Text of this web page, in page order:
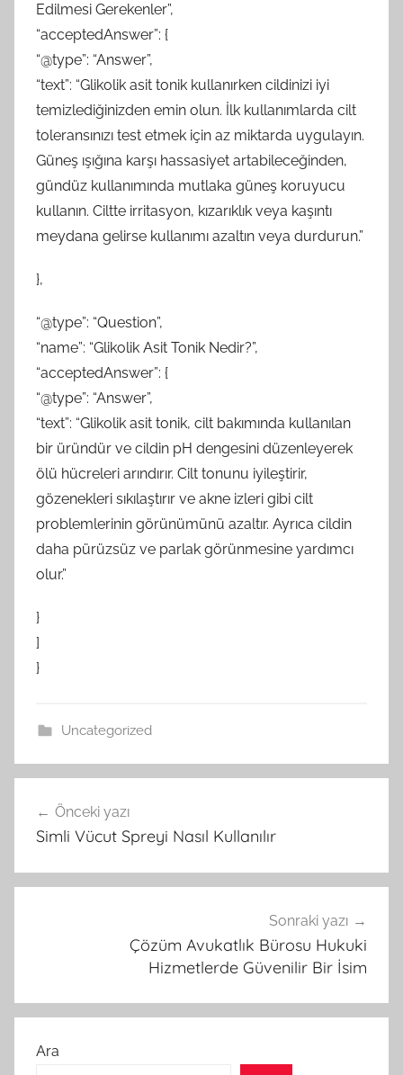
Edilmesi Gerekenler”,
“acceptedAnswer”: {
“@type”: “Answer”,
“text”: “Glikolik asit tonik kullanırken cildinizi iyi
temizlediğinizden emin olun. İlk kullanımlarda cilt
toleransınızı test etmek için az miktarda uygulayın.
Güneş ışığına karşı hassasiyet artabileceğinden,
gündüz kullanımında mutlaka güneş koruyucu
kullanın. Ciltte irritasyon, kızarıklık veya kaşıntı
meydana gelirse kullanımı azaltın veya durdurun.”
},
“@type”: “Question”,
“name”: “Glikolik Asit Tonik Nedir?”,
“acceptedAnswer”: {
“@type”: “Answer”,
“text”: “Glikolik asit tonik, cilt bakımında kullanılan
bir üründür ve cildin pH dengesini düzenleyerek
ölü hücreleri arındırır. Cilt tonunu iyileştirir,
gözenekleri sıkılaştırır ve akne izleri gibi cilt
problemlerinin görünümünü azaltır. Ayrıca cildin
daha pürüzsüz ve parlak görünmesine yardımcı
olur.”
}
]
}
Uncategorized
gezinmesi
Önceki yazı
Simli Vücut Spreyi Nasıl Kullanılır
Sonraki yazı
Çözüm Avukatlık Bürosu Hukuki
Hizmetlerde Güvenilir Bir İsim
Ara